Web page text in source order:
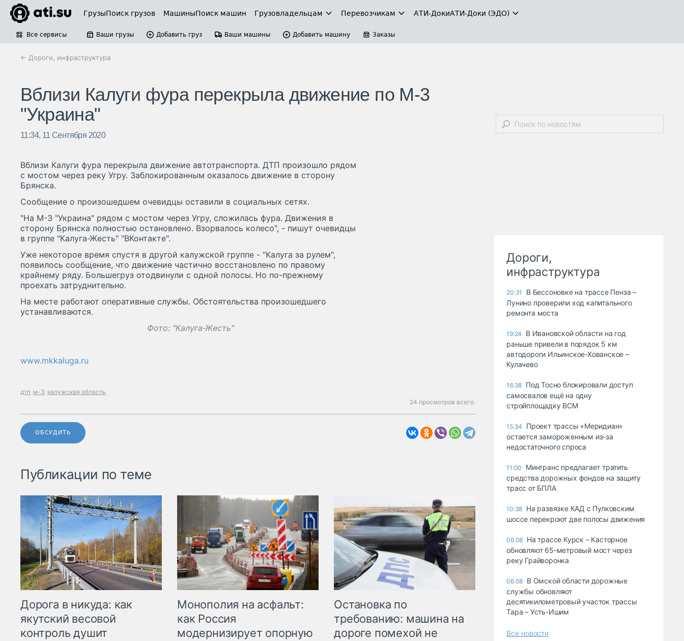
ГрузыПоиск грузов МашиныПоиск машин Грузовладельцам Перевозчикам АТИ-ДокиАТИ-Доки (ЭДО)
Все сервисы Ваши грузы Добавить груз Ваши машины Добавить машину Заказы
← Дороги, инфраструктура
Вблизи Калуги фура перекрыла движение по М-3
"Украина"
11:34, 11 Сентября 2020
Вблизи Калуги фура перекрыла движение автотранспорта. ДТП произошло рядом
с мостом через реку Угру. Заблокированным оказалось движение в сторону
Брянска.
Сообщение о произошедшем очевидцы оставили в социальных сетях.
"На М-3 "Украина" рядом с мостом через Угру, сложилась фура. Движения в
сторону Брянска полностью остановлено. Взорвалось колесо", - пишут очевидцы
в группе "Калуга-Жесть" "ВКонтакте".
Уже некоторое время спустя в другой калужской группе - "Калуга за рулем",
появилось сообщение, что движение частично восстановлено по правому
крайнему ряду. Большегруз отодвинули с одной полосы. Но по-прежнему
проехать затруднительно.
На месте работают оперативные службы. Обстоятельства произошедшего
устанавливаются.
Фото: "Калуга-Жесть"
www.mkkaluga.ru
дтп м-3 калужская область
24 просмотров всего.
ОБСУДИТЬ
Публикации по теме
Дорога в никуда: как
якутский весовой
контроль душит
Монополия на асфальт:
как Россия
модернизирует опорную
Остановка по
требованию: машина на
дороге помехой не
Дороги,
инфраструктура
20:31
В Бессоновке на трассе Пенза –
Лунино проверили ход капитального
ремонта моста
19:24
В Ивановской области на год
раньше привели в порядок 5 км
автодороги Ильинское-Хованское –
Кулачево
16:38 Под Тосно блокировали доступ
самосвалов ещё на одну
стройплощадку ВСМ
15:34
Проект трассы «Меридиан»
остается замороженным из-за
недостаточного спроса
11:00
Минтранс предлагает тратить
средства дорожных фондов на защиту
трасс от БПЛА
10:38 На развязке КАД с Пулковским
шоссе перекроют две полосы движения
06.08 На трассе Курск – Касторное
обновляют 65-метровый мост через
реку Грайворонка
06.08 В Омской области дорожные
службы обновляют
десятикилометровый участок трассы
Тара – Усть-Ишим
Все новости